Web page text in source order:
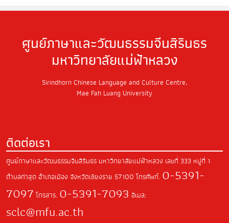
ศูนย์ภาษาและวัฒนธรรมจีนสิรินธร
มหาวิทยาลัยแม่ฟ้าหลวง
Sirindhorn Chinese Language and Culture Centre,
Mae Fah Luang University
ติดต่อเรา
ศูนย์ภาษาและวัฒนธรรมจีนสิรินธร มหาวิทยาลัยแม่ฟ้าหลวง เลขที่ 333 หมู่ที่ 1
ตำบลท่าสุด อำเภอเมือง จังหวัดเชียงราย 57100 โทรศัพท์. 0-5391-
7097 โทรสาร. 0-5391-7093 อีเมล:
sclc@mfu.ac.th